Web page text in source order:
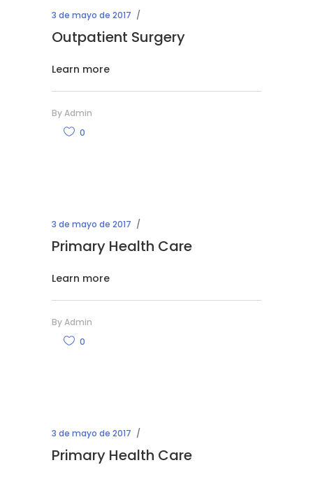
3 de mayo de 2017
Outpatient Surgery
Learn more
ByAdmin
0
3 de mayo de 2017
Primary Health Care
Learn more
ByAdmin
0
3 de mayo de 2017
Primary Health Care